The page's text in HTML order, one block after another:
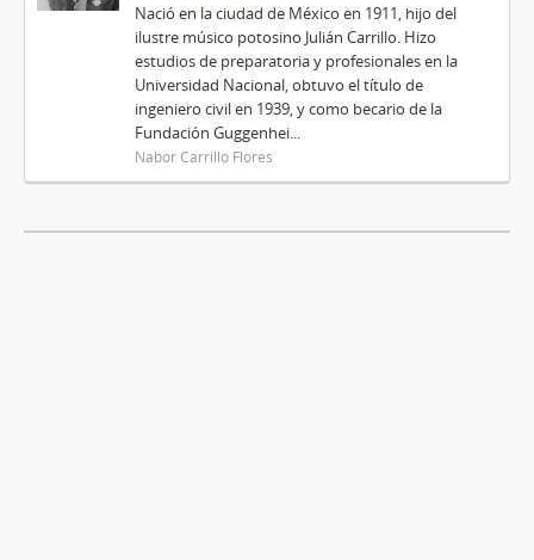
Nació en la ciudad de México en 1911, hijo del
ilustre músico potosino Julián Carrillo. Hizo
estudios de preparatoria y profesionales en la
Universidad Nacional, obtuvo el título de
ingeniero civil en 1939, y como becario de la
Fundación Guggenhei...
Nabor Carrillo Flores